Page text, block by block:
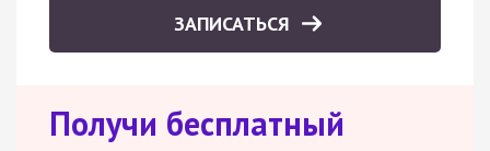
ЗАПИСАТЬСЯ
Получи бесплатный